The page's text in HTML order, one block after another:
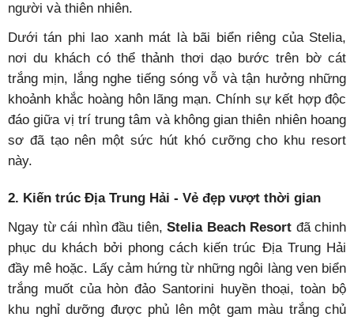
người và thiên nhiên.
Dưới tán phi lao xanh mát là bãi biển riêng của Stelia,
nơi du khách có thể thảnh thơi dạo bước trên bờ cát
trắng mịn, lắng nghe tiếng sóng vỗ và tận hưởng những
khoảnh khắc hoàng hôn lãng mạn. Chính sự kết hợp độc
đáo giữa vị trí trung tâm và không gian thiên nhiên hoang
sơ đã tạo nên một sức hút khó cưỡng cho khu resort
này.
2. Kiến trúc Địa Trung Hải - Vẻ đẹp vượt thời gian
Ngay từ cái nhìn đầu tiên, Stelia Beach Resort đã chinh
phục du khách bởi phong cách kiến trúc Địa Trung Hải
đầy mê hoặc. Lấy cảm hứng từ những ngôi làng ven biển
trắng muốt của hòn đảo Santorini huyền thoại, toàn bộ
khu nghỉ dưỡng được phủ lên một gam màu trắng chủ